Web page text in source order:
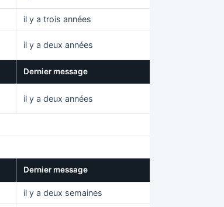
il y a trois années
il y a deux années
Dernier message
il y a deux années
Dernier message
il y a deux semaines